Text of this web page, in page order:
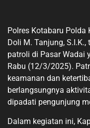
Polres Kotabaru Polda
Doli M. Tanjung,
patroli di Pasar Wadai
Rabu (12/3/2025).
keamanan dan
berlangsungnya
dipadati pengunjung
Dalam kegiatan ini,